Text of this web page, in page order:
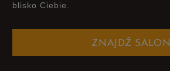
blisko Ciebie.
ZNAJDŹ SALON